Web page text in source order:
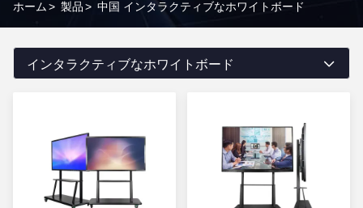
ホーム> 製品> 中国 インタラクティブなホワイトボード
インタラクティブなホワイトボード